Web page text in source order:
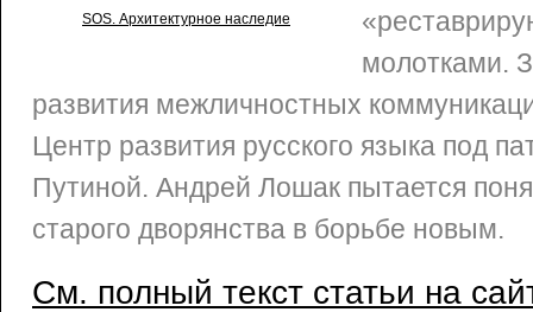
SOS. Архитектурное наследие
молотками.
развития межличностных
Центр развития русского языка под
Путиной. Андрей Лошак пытается
старого дворянства в борьбе новым.
См. полный текст статьи на